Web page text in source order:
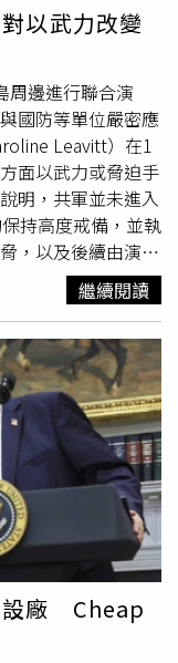
以武力改變
周邊進行聯合演
國防等單位嚴密應
Leavitt）在1
面以武力或脅迫手
明，共軍並未進入
持高度戒備，並執
，以及後續由演轉
武的軍事挑釁行
區域和平穩定，威
國際社會認清其所
會強調，中共不放
明其對台強烈敵意
法」所定義的「境
被問到此事，李維
台海的和平，鼓勵
反對任何片面以武
。
繼續閱讀
設廠 Cheap